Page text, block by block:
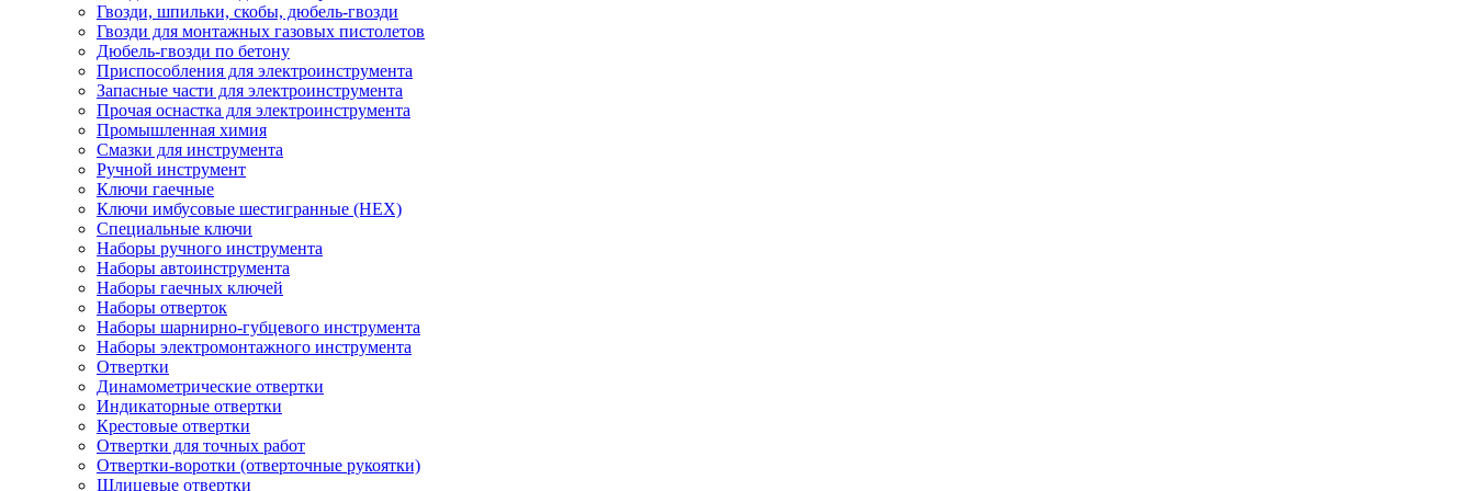
Гвозди, шпильки, скобы, дюбель-гвозди
Гвозди для монтажных газовых пистолетов
Дюбель-гвозди по бетону
Приспособления для электроинструмента
Запасные части для электроинструмента
Прочая оснастка для электроинструмента
Промышленная химия
Смазки для инструмента
Ручной инструмент
Ключи гаечные
Ключи имбусовые шестигранные (HEX)
Специальные ключи
Наборы ручного инструмента
Наборы автоинструмента
Наборы гаечных ключей
Наборы отверток
Наборы шарнирно-губцевого инструмента
Наборы электромонтажного инструмента
Отвертки
Динамометрические отвертки
Индикаторные отвертки
Крестовые отвертки
Отвертки для точных работ
Отвертки-воротки (отверточные рукоятки)
Шлицевые отвертки